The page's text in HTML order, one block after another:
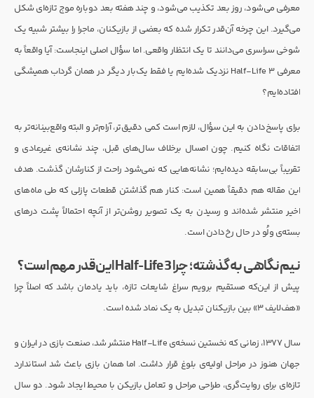
معرفی می‌شود، روز بعد تکذیب می‌شود، و چند هفته بعد دوباره موج تازه‌ای شکل
می‌گیرد. این چرخه آن‌قدر تکرار شده که بعضی از بازیکنان، ماجرا را بیشتر شبیه یک
شوخی سراسری می‌دانند تا یک انتظار واقعی. اما سؤال اصلی اینجاست: آیا واقعاً به
معرفی Half-Life 3 نزدیک شده‌ایم یا فقط یک‌بار دیگر در همان گرداب همیشگی
افتاده‌ایم؟
برای پاسخ‌دادن به این سؤال، لازم است کمی دقیق‌تر، آرام‌تر و البته واقع‌بینانه‌تر به
اتفاقات نگاه کنیم. چون امسال برخلاف سال‌های قبل، چند نشانه‌ی غیرعادی و
تقریباً بی‌سابقه دیده‌ایم؛ نشانه‌هایی که نمی‌شود راحت از کنارشان گذشت. هدف
این مقاله هم دقیقاً همین است: کنار هم گذاشتن قطعات پازلی که طی ماه‌های
اخیر منتشر شده‌اند و رسیدن به یک تصویر روشن‌تر از آنچه احتمالاً پشت درهای
بسته‌ی ولُو در حال رخ‌دادن است.
نیم‌نگاهی به گذشته؛ چرا Half-Life 3 این‌قدر مهم است؟
پیش از این‌که مستقیم برویم سراغ شایعات تازه، باید یادمان باشد که اصلاً چرا
«هف‌لایف 3» بین بازیکنان تبدیل به یک نماد شده است.
سال ۱۳۷۷، زمانی که نخستین نسخه‌ی Half-Life منتشر شد، صنعت بازی در ایران و
جهان هنوز در مراحل اولیه‌ی بلوغ قرار داشت. اما همان بازی باعث شد استاندارد
تازه‌ای برای روایت‌گری، طراحی مراحل و تعامل بازیکن با محیط ایجاد شود. دو سال